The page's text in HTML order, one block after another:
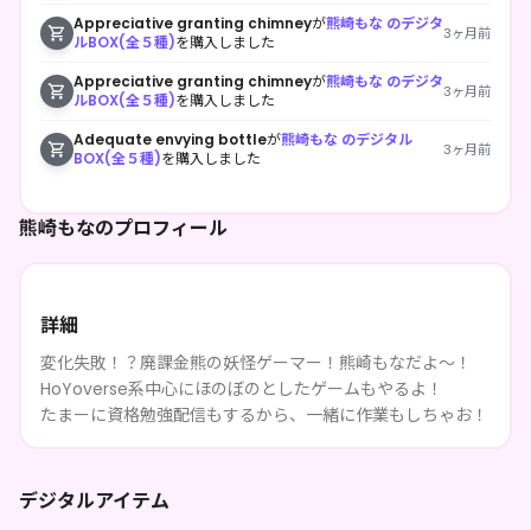
熊崎もなのプロフィール
詳細
変化失敗！？廃課金熊の妖怪ゲーマー！熊崎もなだよ～！
HoYoverse系中心にほのぼのとしたゲームもやるよ！
たまーに資格勉強配信もするから、一緒に作業もしちゃお！
デジタルアイテム
Appreciative granting chimneyが熊崎もな のデジタ
ルBOX(全５種)を購入しました 3ヶ月前
Appreciative granting chimneyが熊崎もな のデジタ
ルBOX(全５種)を購入しました 3ヶ月前
Adequate envying bottleが熊崎もな のデジタル
BOX(全５種)を購入しました 3ヶ月前